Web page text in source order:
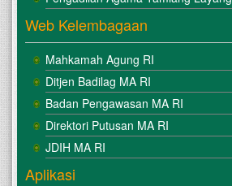
Web Kelembagaan
Mahkamah Agung RI
Ditjen Badilag MA RI
Badan Pengawasan MA RI
Direktori Putusan MA RI
JDIH MA RI
Aplikasi